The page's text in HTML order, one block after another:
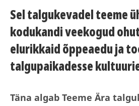
Sel talgukevadel teeme
kodukandi veekogud
elurikkaid õppeaedu ja
talgupaikadesse
Täna algab Teeme Ära